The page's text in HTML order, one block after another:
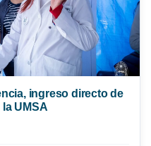
ingreso directo de
UMSA